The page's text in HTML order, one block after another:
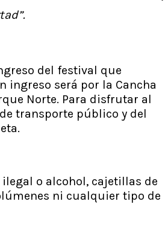
del festival que
ingreso será por la Cancha
Norte. Para disfrutar al
transporte público y del
o alcohol, cajetillas de
ni cualquier tipo de